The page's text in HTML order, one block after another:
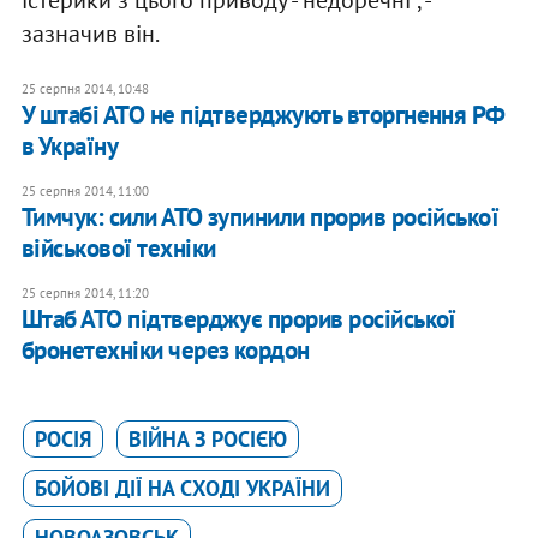
зазначив він.
25 серпня 2014, 10:48
У штабі АТО не підтверджують вторгнення РФ
в Україну
25 серпня 2014, 11:00
Тимчук: сили АТО зупинили прорив російської
військової техніки
25 серпня 2014, 11:20
Штаб АТО підтверджує прорив російської
бронетехніки через кордон
РОСІЯ
ВІЙНА З РОСІЄЮ
БОЙОВІ ДІЇ НА СХОДІ УКРАЇНИ